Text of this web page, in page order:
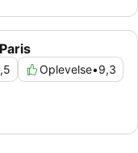
Oplevelse•9,3